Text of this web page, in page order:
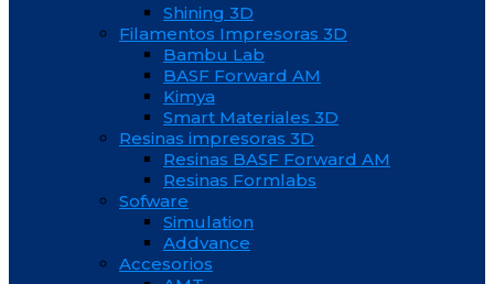
Shining 3D
Filamentos Impresoras 3D
Bambu Lab
BASF Forward AM
Kimya
Smart Materiales 3D
Resinas impresoras 3D
Resinas BASF Forward AM
Resinas Formlabs
Sofware
Simulation
Addvance
Accesorios